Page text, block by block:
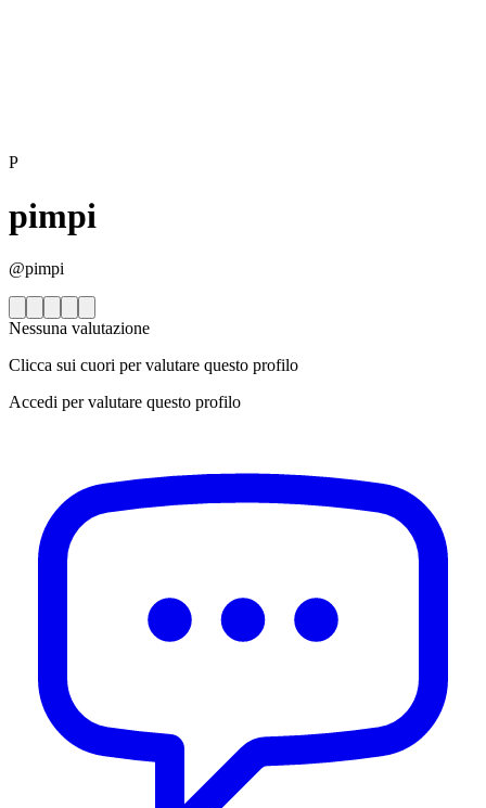
P
pimpi
@pimpi
Nessuna valutazione
Clicca sui cuori per valutare questo profilo
Accedi per valutare questo profilo